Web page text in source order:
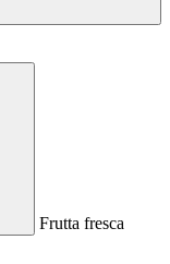
Frutta fresca